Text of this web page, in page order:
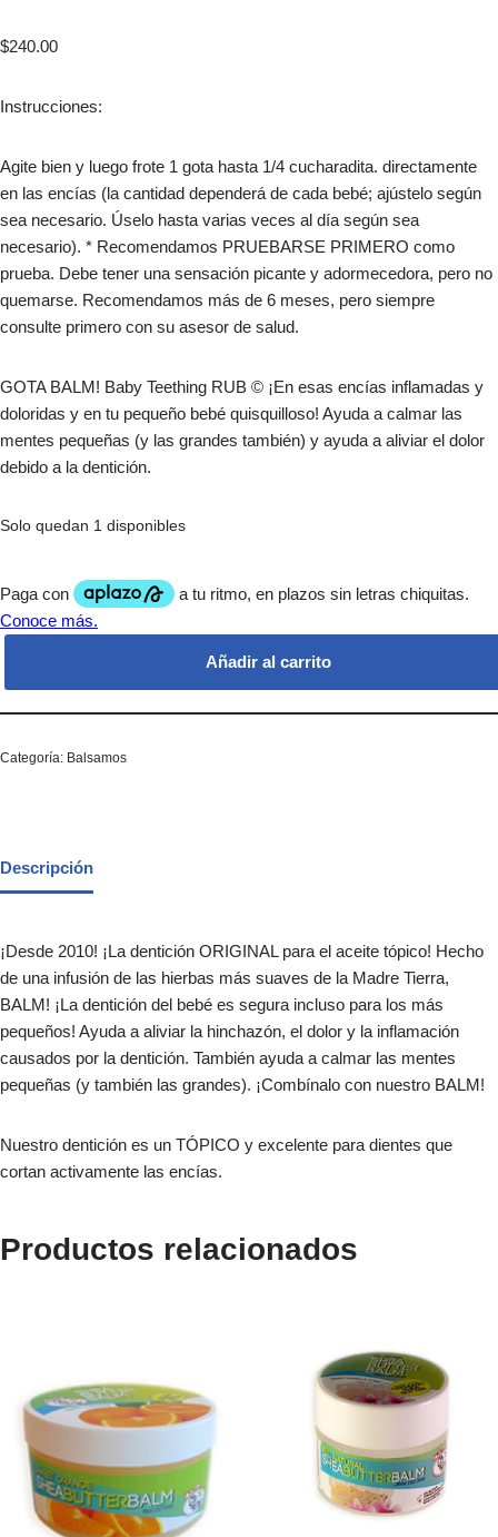
$240.00
Instrucciones:
Agite bien y luego frote 1 gota hasta 1/4 cucharadita. directamente
en las encías (la cantidad dependerá de cada bebé; ajústelo según
sea necesario. Úselo hasta varias veces al día según sea
necesario). * Recomendamos PRUEBARSE PRIMERO como
prueba. Debe tener una sensación picante y adormecedora, pero no
quemarse. Recomendamos más de 6 meses, pero siempre
consulte primero con su asesor de salud.
GOTA BALM! Baby Teething RUB © ¡En esas encías inflamadas y
doloridas y en tu pequeño bebé quisquilloso! Ayuda a calmar las
mentes pequeñas (y las grandes también) y ayuda a aliviar el dolor
debido a la dentición.
Solo quedan 1 disponibles
Añadir al carrito
Categoría: Balsamos
Descripción
¡Desde 2010! ¡La dentición ORIGINAL para el aceite tópico! Hecho
de una infusión de las hierbas más suaves de la Madre Tierra,
BALM! ¡La dentición del bebé es segura incluso para los más
pequeños! Ayuda a aliviar la hinchazón, el dolor y la inflamación
causados por la dentición. También ayuda a calmar las mentes
pequeñas (y también las grandes). ¡Combínalo con nuestro BALM!
Nuestro dentición es un TÓPICO y excelente para dientes que
cortan activamente las encías.
Productos relacionados